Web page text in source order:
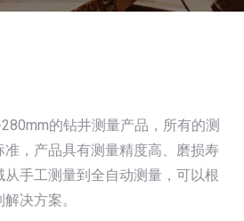
的钻井测量产品，所有的测
，产品具有测量精度高、磨损寿
手工测量到全自动测量，可以根
决方案。